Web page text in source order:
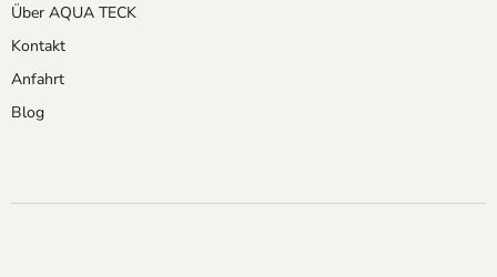
Über AQUA TECK
Kontakt
Anfahrt
Blog